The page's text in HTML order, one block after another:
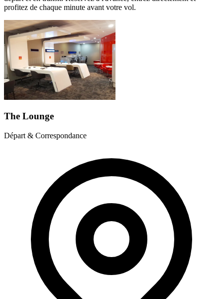
profitez de chaque minute avant votre vol.
The Lounge
Départ & Correspondance